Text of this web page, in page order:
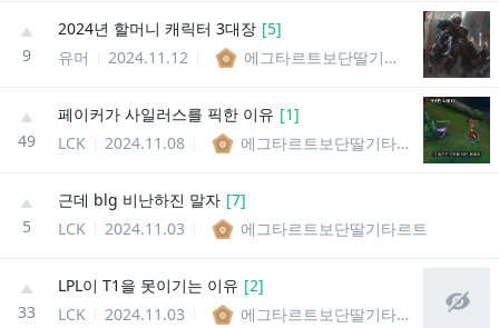
9
2024년 할머니 캐릭터 3대장 [5]
유머
2024.11.12 에그타르트보단딸기타르트
49
페이커가 사일러스를 픽한 이유 [1]
LCK
2024.11.08 에그타르트보단딸기타르트
5
근데 blg 비난하진 말자 [7]
LCK
2024.11.03 에그타르트보단딸기타르트
33
LPL이 T1을 못이기는 이유 [2]
LCK
2024.11.03 에그타르트보단딸기타르트